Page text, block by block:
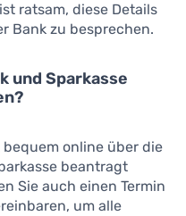
ratsam, diese Details
Bank zu besprechen.
und Sparkasse
bequem online über die
beantragt
Sie auch einen Termin
um alle